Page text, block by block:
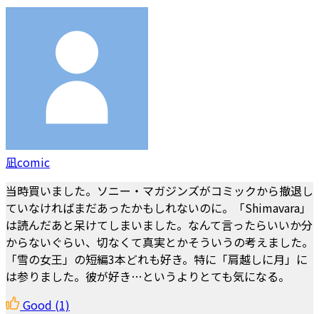
凪comic
当時買いました。ソニー・マガジンズがコミックから撤退し
ていなければまだあったかもしれないのに。「Shimavara」
は読んだあと呆けてしまいました。なんて言ったらいいか分
からないぐらい、切なくて真実とかそういうの考えました。
「雪の女王」の短編3本どれも好き。特に「肩越しに月」に
は参りました。彼が好き…というよりとても気になる。
Good (1)